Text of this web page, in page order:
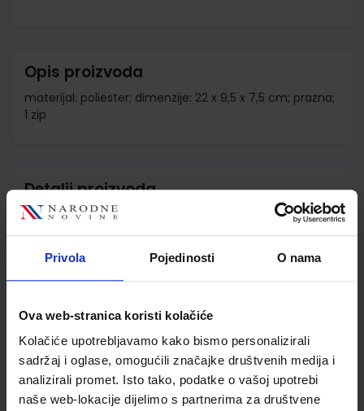
Privola Pojedinosti O nama
Ova web-stranica koristi kolačiće
Kolačiće upotrebljavamo kako bismo personalizirali
sadržaj i oglase, omogućili značajke društvenih medija i
analizirali promet. Isto tako, podatke o vašoj upotrebi
naše web-lokacije dijelimo s partnerima za društvene
Opis proizvoda
materijal: poliester; dimenzije: 22 x 9,5 x 7,5 cm; prazna;
1 zip
Detalji proizvoda
Šifra proizvoda
Jedinična mjera
kom